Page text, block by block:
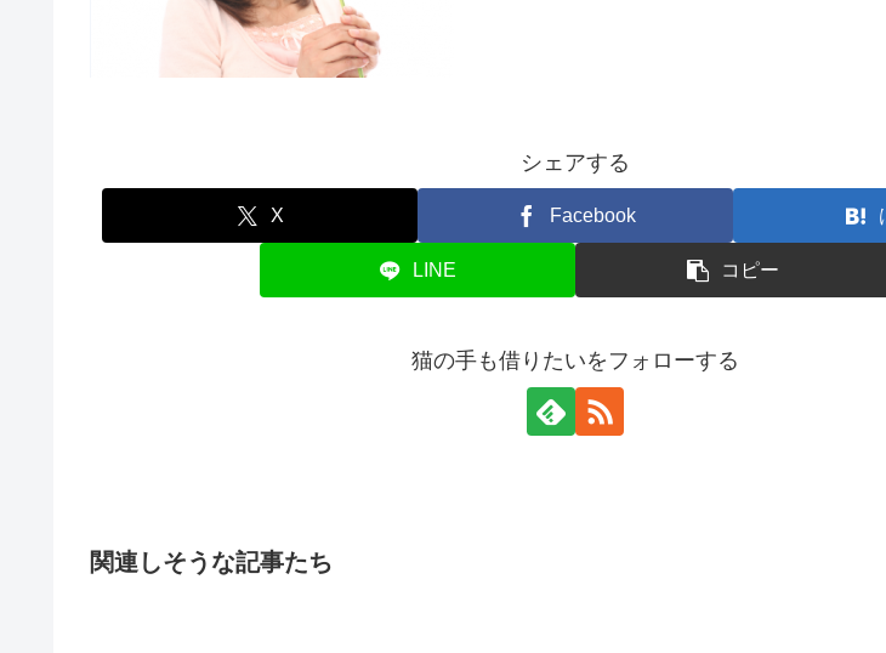
シェアする
X Facebook
LINE コピー
猫の手も借りたいをフォローする
関連しそうな記事たち